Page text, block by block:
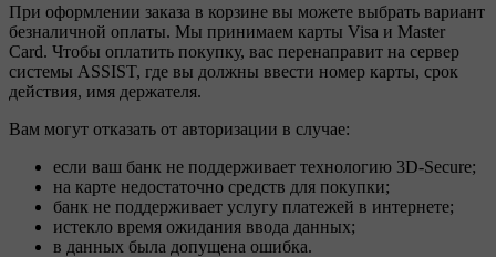
При оформлении заказа в корзине вы можете выбрать вариант
безналичной оплаты. Мы принимаем карты Visa и Master
Card. Чтобы оплатить покупку, вас перенаправит на сервер
системы ASSIST, где вы должны ввести номер карты, срок
действия, имя держателя.
Вам могут отказать от авторизации в случае:
если ваш банк не поддерживает технологию 3D-Secure;
на карте недостаточно средств для покупки;
банк не поддерживает услугу платежей в интернете;
истекло время ожидания ввода данных;
в данных была допущена ошибка.